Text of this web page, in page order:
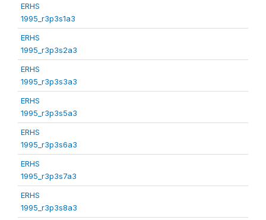
ERHS
1995_r3p3s1a3
ERHS
1995_r3p3s2a3
ERHS
1995_r3p3s3a3
ERHS
1995_r3p3s5a3
ERHS
1995_r3p3s6a3
ERHS
1995_r3p3s7a3
ERHS
1995_r3p3s8a3